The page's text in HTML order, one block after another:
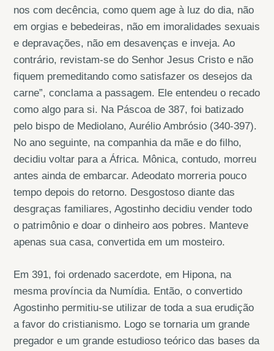
nos com decência, como quem age à luz do dia, não
em orgias e bebedeiras, não em imoralidades sexuais
e depravações, não em desavenças e inveja. Ao
contrário, revistam-se do Senhor Jesus Cristo e não
fiquem premeditando como satisfazer os desejos da
carne”, conclama a passagem. Ele entendeu o recado
como algo para si. Na Páscoa de 387, foi batizado
pelo bispo de Mediolano, Aurélio Ambrósio (340-397).
No ano seguinte, na companhia da mãe e do filho,
decidiu voltar para a África. Mônica, contudo, morreu
antes ainda de embarcar. Adeodato morreria pouco
tempo depois do retorno. Desgostoso diante das
desgraças familiares, Agostinho decidiu vender todo
o patrimônio e doar o dinheiro aos pobres. Manteve
apenas sua casa, convertida em um mosteiro.
Em 391, foi ordenado sacerdote, em Hipona, na
mesma província da Numídia. Então, o convertido
Agostinho permitiu-se utilizar de toda a sua erudição
a favor do cristianismo. Logo se tornaria um grande
pregador e um grande estudioso teórico das bases da